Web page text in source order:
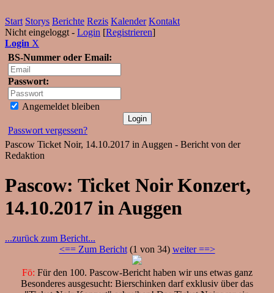
Start Storys Berichte Rezis Kalender Kontakt
Nicht eingeloggt - Login [Registrieren]
Login X
BS-Nummer oder Email:
Passwort:
Angemeldet bleiben
Passwort vergessen?
Pascow Ticket Noir, 14.10.2017 in Auggen - Bericht von der
Redaktion
Pascow: Ticket Noir Konzert,
14.10.2017 in Auggen
...zurück zum Bericht...
<== Zum Bericht(1 von 34) weiter ==>
Fö: Für den 100. Pascow-Bericht haben wir uns etwas ganz
Besonderes ausgesucht: Bierschinken darf exklusiv über das